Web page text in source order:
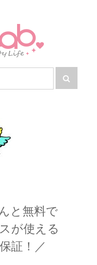
と無料で
が使える
証！／